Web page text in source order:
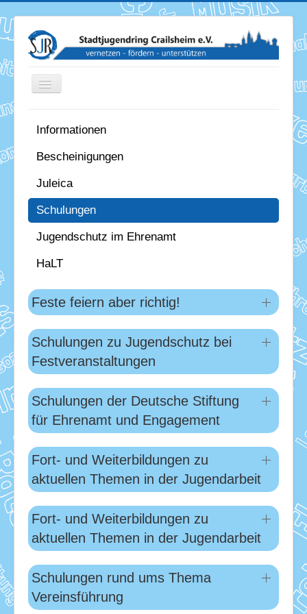
Toggle
Über uns
Förderung
Download
Ausleihe
Ratskeller
Informationen
Bescheinigungen
Juleica
Schulungen
Jugendschutz im Ehrenamt
HaLT
Feste feiern aber richtig!
Schulungen zu Jugendschutz bei
Festveranstaltungen
Schulungen der Deutsche Stiftung
für Ehrenamt und Engagement
Fort- und Weiterbildungen zu
aktuellen Themen in der Jugendarbeit
Fort- und Weiterbildungen zu
aktuellen Themen in der Jugendarbeit
Schulungen rund ums Thema
Vereinsführung